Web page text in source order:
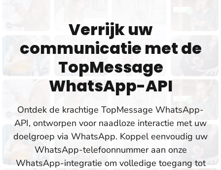
Verrijk uw
communicatie met de
TopMessage
WhatsApp-API
Ontdek de krachtige TopMessage WhatsApp-
API, ontworpen voor naadloze interactie met uw
doelgroep via WhatsApp. Koppel eenvoudig uw
WhatsApp-telefoonnummer aan onze
WhatsApp-integratie om volledige toegang tot